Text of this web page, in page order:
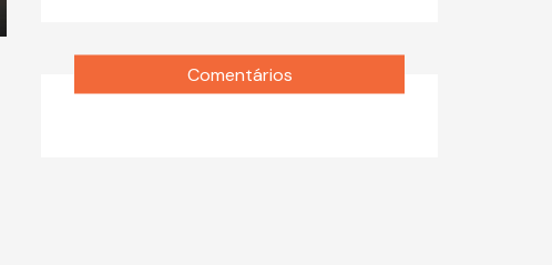
Comentários